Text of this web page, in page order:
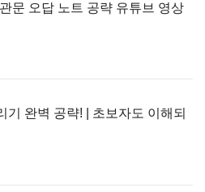
문 오답 노트 공략 유튜브 영상
기 완벽 공략! | 초보자도 이해되